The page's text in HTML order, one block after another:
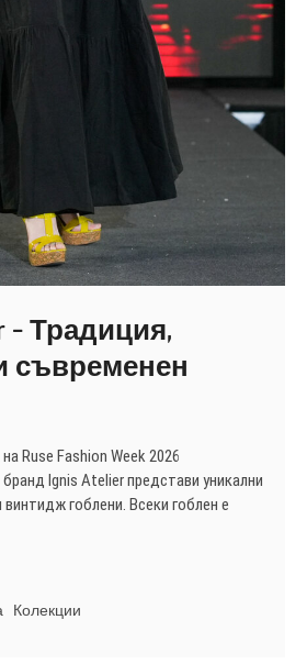
– Традиция,
съвременен
Ruse Fashion Week 2026
Ignis Atelier представи уникални
гоблени. Всеки гоблен е
Колекции